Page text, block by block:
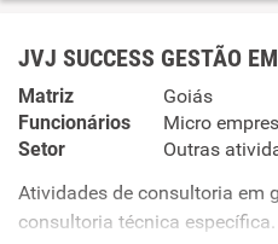
JVJ SUCCESS GESTÃO
Matriz
Goiás
Funcionários
Micro
Setor
Outras
Atividades de consultoria em
consultoria técnica